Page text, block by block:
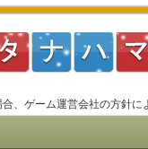
、ゲーム運営会社の方針